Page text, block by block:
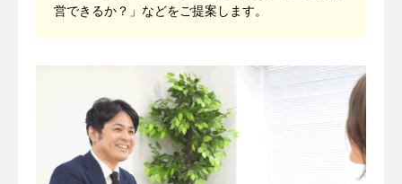
営できるか？」などをご提案します。